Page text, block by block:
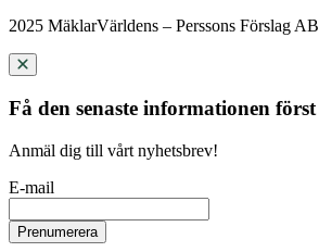
2025 MäklarVärldens – Perssons Förslag AB
Få den senaste informationen först
Anmäl dig till vårt nyhetsbrev!
E-mail
Prenumerera